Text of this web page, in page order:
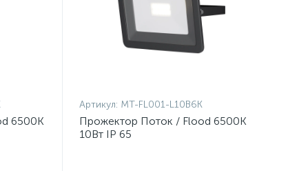
6500К
Артикул: MT-FL001-L10B6K
Прожектор Поток / Flood 6500К
10Вт IP 65